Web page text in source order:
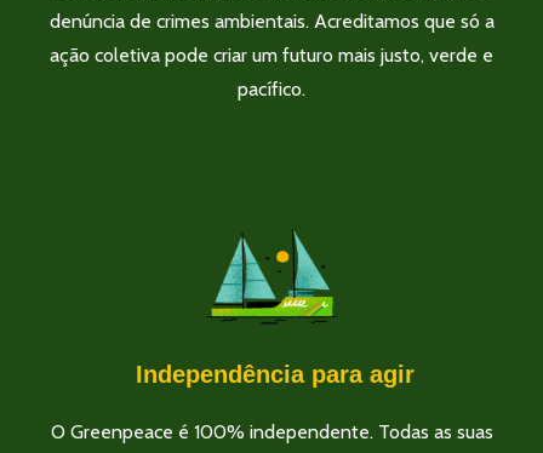
denúncia de crimes ambientais. Acreditamos que só a
ação coletiva pode criar um futuro mais justo, verde e
pacífico.
Independência para agir
O Greenpeace é 100% independente. Todas as suas